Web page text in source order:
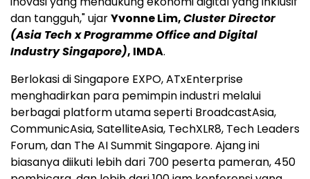
dan tangguh," ujarYvonne Lim,Cluster Director
(Asia Tech x Programme Office and Digital
Industry Singapore), IMDA.
Berlokasi di Singapore EXPO, ATxEnterprise
menghadirkan para pemimpin industri melalui
berbagai platform utama seperti BroadcastAsia,
CommunicAsia, SatelliteAsia, TechXLR8, Tech Leaders
Forum, dan The AI Summit Singapore. Ajang ini
biasanya diikuti lebih dari 700 peserta pameran, 450